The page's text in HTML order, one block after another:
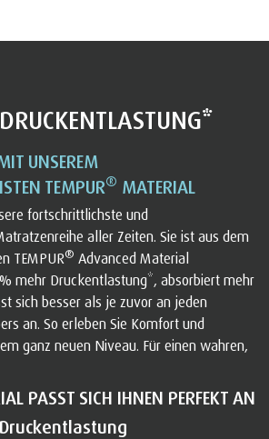
UNSEREM
TEMPUR® MATERIAL
fortschrittlichste und
aller Zeiten. Sie ist aus dem
TEMPUR® Advanced Material
mehr Druckentlastung*, absorbiert mehr
sich besser als je zuvor an jeden
an. So erleben Sie Komfort und
ganz neuen Niveau. Für einen wahren,
PASST SICH IHNEN PERFEKT AN